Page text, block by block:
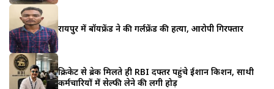
रायपुर में बॉयफ्रेंड ने की गर्लफ्रेंड की हत्या, आरोपी गिरफ्तार
क्रिकेट से ब्रेक मिलते ही RBI दफ्तर पहुंचे ईशान किशन, साथी
कर्मचारियों में सेल्फी लेने की लगी होड़